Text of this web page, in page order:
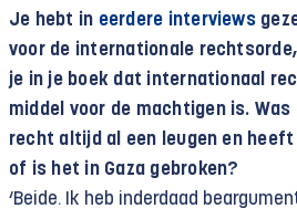
Je hebt in eerdere interviews
voor de internationale
je in je boek dat internationaal
middel voor de machtigen is.
recht altijd al een leugen en
of is het in Gaza gebroken?
‘Beide. Ik heb inderdaad